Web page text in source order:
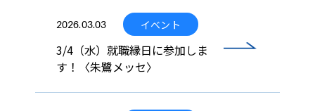
2026.03.03 イベント
3/4（水）就職縁日に参加しま
す！〈朱鷺メッセ〉